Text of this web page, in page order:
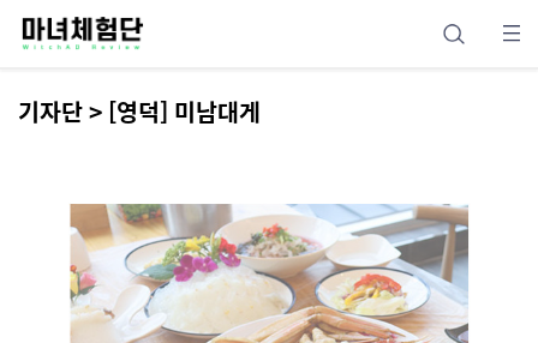
기자단 > [영덕] 미남대게